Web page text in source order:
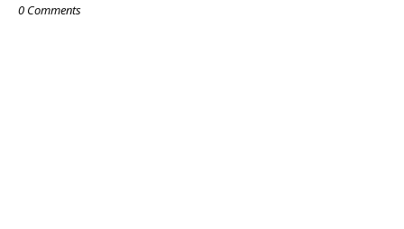
0 Comments